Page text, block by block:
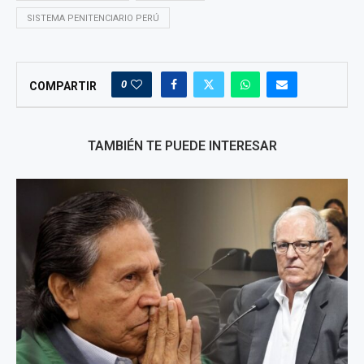
SISTEMA PENITENCIARIO PERÚ
COMPARTIR 0
TAMBIÉN TE PUEDE INTERESAR